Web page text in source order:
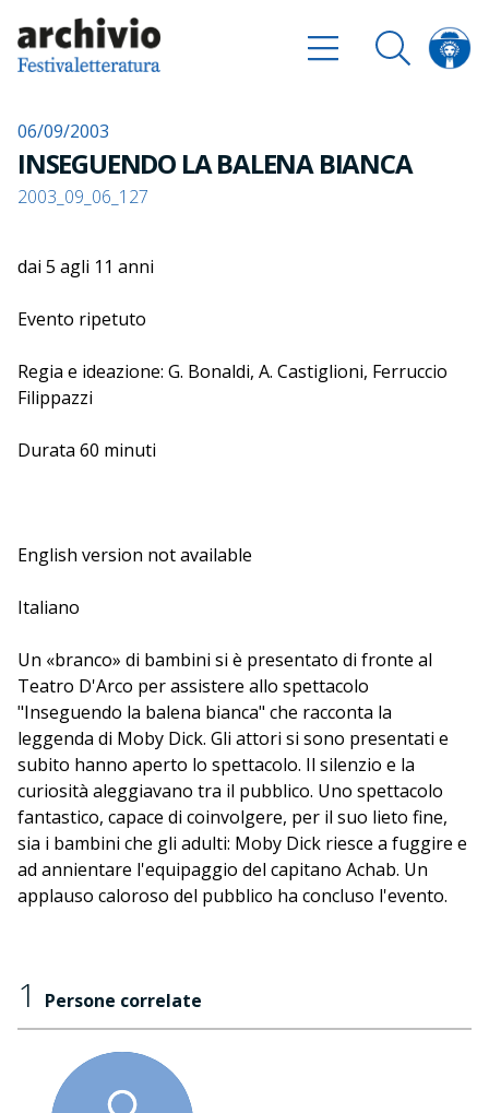
06/09/2003
INSEGUENDO LA BALENA BIANCA
2003_09_06_127
dai 5 agli 11 anni
Evento ripetuto
Regia e ideazione: G. Bonaldi, A. Castiglioni, Ferruccio
Filippazzi
Durata 60 minuti
punti di vista diversi: quello del capitano Achab e quello
di un narratore e di un cantante, che intona le canzoni
Dick. In scena, straordinariamente, entrano balene e
baleniere. Uno spettacolo dedicato a tutti gli animali
uccisi stupidamente dagli uomini. Ferruccio Filippazzi: la
voce che racconta , Elsa Bossi: la voce che canta, Piera
Rossi: luci e suoni
English version not available
Italiano
Un «branco» di bambini si è presentato di fronte al
Teatro D'Arco per assistere allo spettacolo
"Inseguendo la balena bianca" che racconta la
leggenda di Moby Dick. Gli attori si sono presentati e
subito hanno aperto lo spettacolo. Il silenzio e la
curiosità aleggiavano tra il pubblico. Uno spettacolo
fantastico, capace di coinvolgere, per il suo lieto fine,
sia i bambini che gli adulti: Moby Dick riesce a fuggire e
ad annientare l'equipaggio del capitano Achab. Un
applauso caloroso del pubblico ha concluso l'evento.
1 Persone correlate